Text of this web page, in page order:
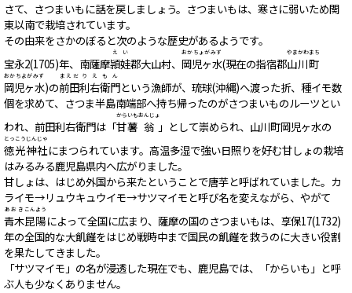
さて、さつまいもに話を戻しましょう。さつまいもは、寒さに弱いため関
東以南で栽培されています。
その由来をさかのぼると次のような歴史があるようです。
宝永2(1705)年、南薩摩頴娃
えい
郡大山村、 岡児ヶ水
おかちょがみず
(現在の指宿郡山川町
やまかわまち
岡児ヶ水
おかちよがみず
)の前田
まえだ
利
り
右衛門
えもん
という漁師が、琉球(沖縄)へ渡った折、種イモ数
個を求めて、さつま半島南端部へ持ち帰ったのがさつまいものルーツとい
われ、前田利右衛門は「甘薯
からいも
翁
おんじょ
」として崇められ、山川町岡児ヶ水の
徳光
とっこう
神社
じんじゃ
にまつられています。高温多湿で強い日照りを好む甘しょの栽培
はみるみる鹿児島県内へ広がりました。
甘しょは、はじめ外国から来たということで唐芋と呼ばれていました。カ
ライモ→リュウキュウイモ→サツマイモと呼び名を変えながら、やがて
青木
あおき
昆陽
こんよう
によって全国に広まり、薩摩の国のさつまいもは、享保17(1732)
年の全国的な大飢饉をはじめ戦時中まで国民の飢饉を救うのに大きい役割
を果たしてきました。
「サツマイモ」の名が浸透した現在でも、鹿児島では、「からいも」と呼
ぶ人も少なくありません。